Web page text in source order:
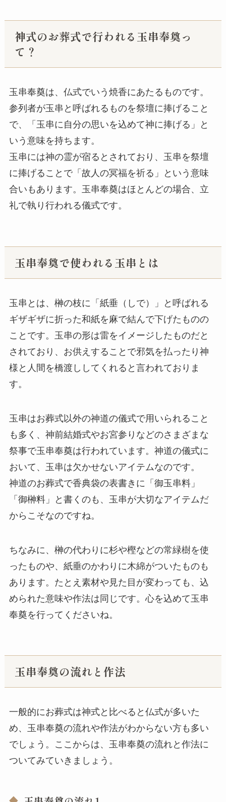
神式のお葬式で行われる玉串奉奠っ
て？
玉串奉奠は、仏式でいう焼香にあたるものです。
参列者が玉串と呼ばれるものを祭壇に捧げること
で、「玉串に自分の思いを込めて神に捧げる」と
いう意味を持ちます。
玉串には神の霊が宿るとされており、玉串を祭壇
に捧げることで「故人の冥福を祈る」という意味
合いもあります。玉串奉奠はほとんどの場合、立
礼で執り行われる儀式です。
玉串奉奠で使われる玉串とは
玉串とは、榊の枝に「紙垂（しで）」と呼ばれる
ギザギザに折った和紙を麻で結んで下げたものの
ことです。玉串の形は雷をイメージしたものだと
されており、お供えすることで邪気を払ったり神
様と人間を橋渡ししてくれると言われておりま
す。
玉串はお葬式以外の神道の儀式で用いられること
も多く、神前結婚式やお宮参りなどのさまざまな
祭事で玉串奉奠は行われています。神道の儀式に
おいて、玉串は欠かせないアイテムなのです。
神道のお葬式で香典袋の表書きに「御玉串料」
「御榊料」と書くのも、玉串が大切なアイテムだ
からこそなのですね。
ちなみに、榊の代わりに杉や樫などの常緑樹を使
ったものや、紙垂のかわりに木綿がついたものも
あります。たとえ素材や見た目が変わっても、込
められた意味や作法は同じです。心を込めて玉串
奉奠を行ってくださいね。
玉串奉奠の流れと作法
一般的にお葬式は神式と比べると仏式が多いた
め、玉串奉奠の流れや作法がわからない方も多い
でしょう。ここからは、玉串奉奠の流れと作法に
ついてみていきましょう。